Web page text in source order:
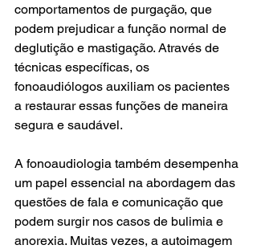
comportamentos de purgação, que
podem prejudicar a função normal de
deglutição e mastigação. Através de
técnicas específicas, os
fonoaudiólogos auxiliam os pacientes
a restaurar essas funções de maneira
segura e saudável.
A fonoaudiologia também desempenha
um papel essencial na abordagem das
questões de fala e comunicação que
podem surgir nos casos de bulimia e
anorexia. Muitas vezes, a autoimagem